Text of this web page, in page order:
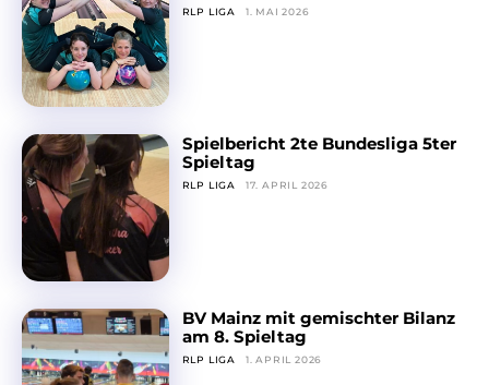
RLP LIGA 1. MAI 2026
Spielbericht 2te Bundesliga 5ter
Spieltag
RLP LIGA 17. APRIL 2026
BV Mainz mit gemischter Bilanz
am 8. Spieltag
RLP LIGA 1. APRIL 2026